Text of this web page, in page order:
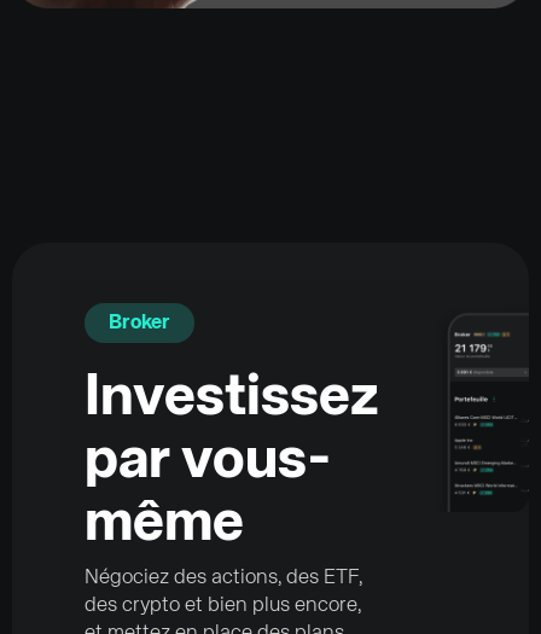
Broker
Investissez
par vous-
même
Négociez des actions, des ETF,
des crypto et bien plus encore,